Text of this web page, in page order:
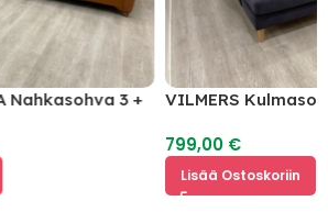
Nahkasohva 3 +
VILMERS
799,00 €
Lisää Ostoskoriin